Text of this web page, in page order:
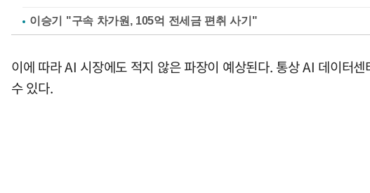
이승기 "구속 차가원, 105억 전세금 편취 사기"
이에 따라 AI 시장에도 적지 않은 파장이 예상된다. 통상 AI 데이터
수 있다.